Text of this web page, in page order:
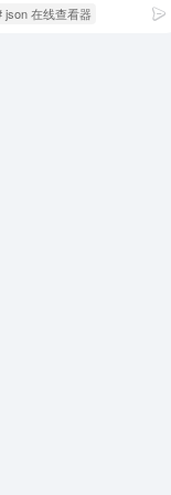
json 在线查看器